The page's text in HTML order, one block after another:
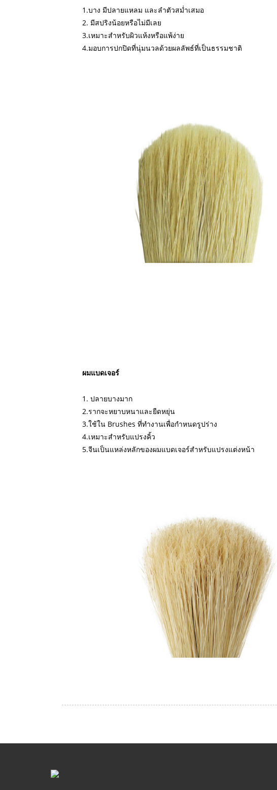
1.บาง มีปลายแหลม และลำตัวสม่ำเสมอ
2. มีสปริงน้อยหรือไม่มีเลย
3.เหมาะสำหรับผิวแห้งหรือแพ้ง่าย
4.มอบการปกปิดที่นุ่มนวลด้วยผลลัพธ์ที่เป็นธรรมชาติ
ผมแบดเจอร์
1. ปลายบางมาก
2.รากจะหยาบหนาและยืดหยุ่น
3.ใช้ใน Brushes ที่ทำงานเพื่อกำหนดรูปร่าง
4.เหมาะสำหรับแปรงคิ้ว
5.จีนเป็นแหล่งหลักของผมแบดเจอร์สำหรับแปรงแต่งหน้า